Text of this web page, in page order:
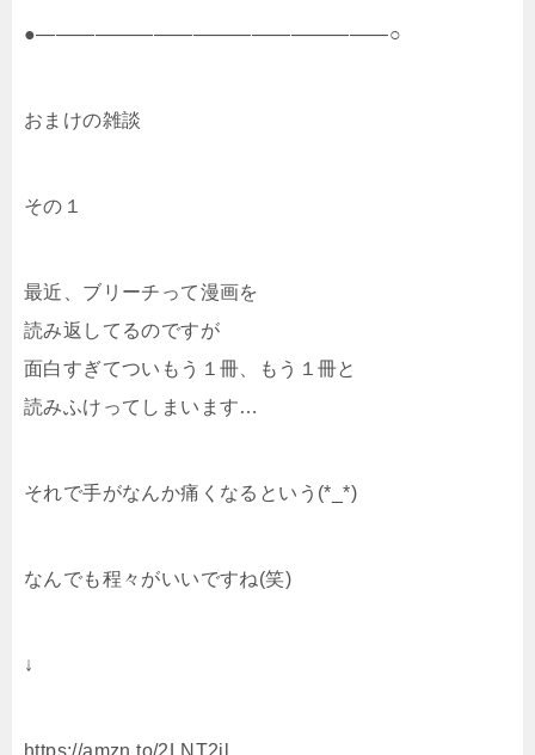
●――――――――――――――――――○
おまけの雑談
その１
最近、ブリーチって漫画を
読み返してるのですが
面白すぎてついもう１冊、もう１冊と
読みふけってしまいます…
それで手がなんか痛くなるという(*_*)
なんでも程々がいいですね(笑)
↓
https://amzn.to/2LNT2jl